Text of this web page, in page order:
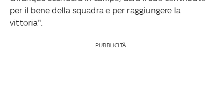
per il bene della squadra e per raggiungere la
vittoria".
PUBBLICITÀ